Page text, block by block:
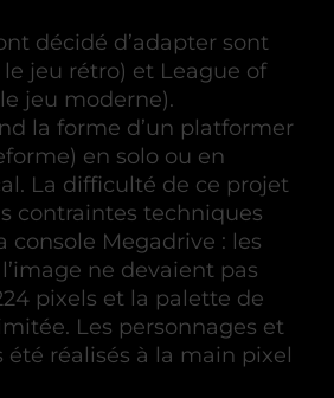
décidé d’adapter sont
le jeu rétro) et League of
jeu moderne).
la forme d’un platformer
en solo ou en
La difficulté de ce projet
contraintes techniques
console Megadrive : les
ne devaient pas
pixels et la palette de
Les personnages et
été réalisés à la main pixel